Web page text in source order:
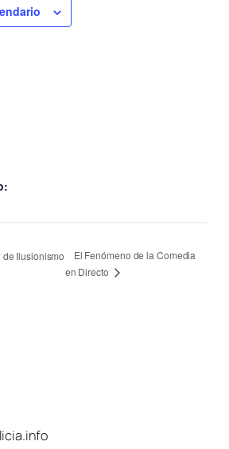
Ilusionismo
El Fenómeno de la Comedia
en Directo